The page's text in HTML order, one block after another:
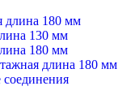
длина 180 мм
130 мм
180 мм
длина 180 мм